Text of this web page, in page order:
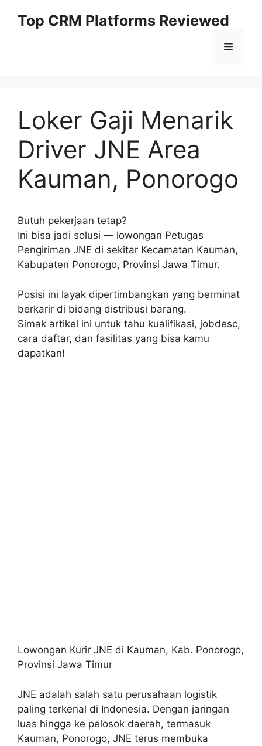
Top CRM Platforms Reviewed
Menu
Loker Gaji Menarik
Driver JNE Area
Kauman, Ponorogo
Butuh pekerjaan tetap?
Ini bisa jadi solusi — lowongan Petugas
Pengiriman JNE di sekitar Kecamatan Kauman,
Kabupaten Ponorogo, Provinsi Jawa Timur.
Posisi ini layak dipertimbangkan yang berminat
berkarir di bidang distribusi barang.
Simak artikel ini untuk tahu kualifikasi, jobdesc,
cara daftar, dan fasilitas yang bisa kamu
dapatkan!
Lowongan Kurir JNE di Kauman, Kab. Ponorogo,
Provinsi Jawa Timur
JNE adalah salah satu perusahaan logistik
paling terkenal di Indonesia. Dengan jaringan
luas hingga ke pelosok daerah, termasuk
Kauman, Ponorogo, JNE terus membuka